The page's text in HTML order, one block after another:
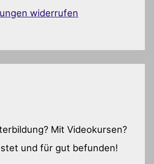
widerrufen
Mit Videokursen?
und für gut befunden!